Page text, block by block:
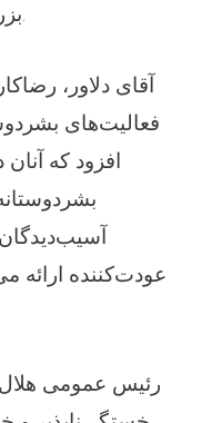
بزرگ و مسئولیتی ارزشمند است.
آقای دلاور،
فعالیت‌های
افزود که
عودت‌کننده ارائه
رئیس عمومی